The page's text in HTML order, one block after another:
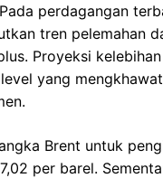
perdagangan
tren pelemahan
Proyeksi
yang
Brent untuk
per barel.